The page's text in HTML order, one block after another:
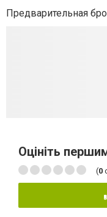
Предварительная
Оцініть
(0